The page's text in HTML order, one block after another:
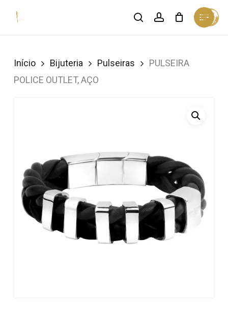
searchaccount
Menu
Close
Cart
Início Bijuteria Pulseiras
PULSEIRA
POLICE OUTLET, AÇO